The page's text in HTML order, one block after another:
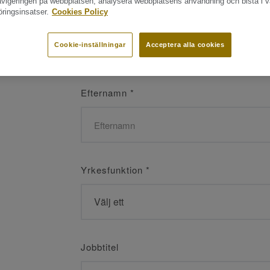
Namn
Efternamn *
Yrkesfunktion *
Jobbtitel
Cookies Policy
Acceptera alla cookies
Cookie-inställningar